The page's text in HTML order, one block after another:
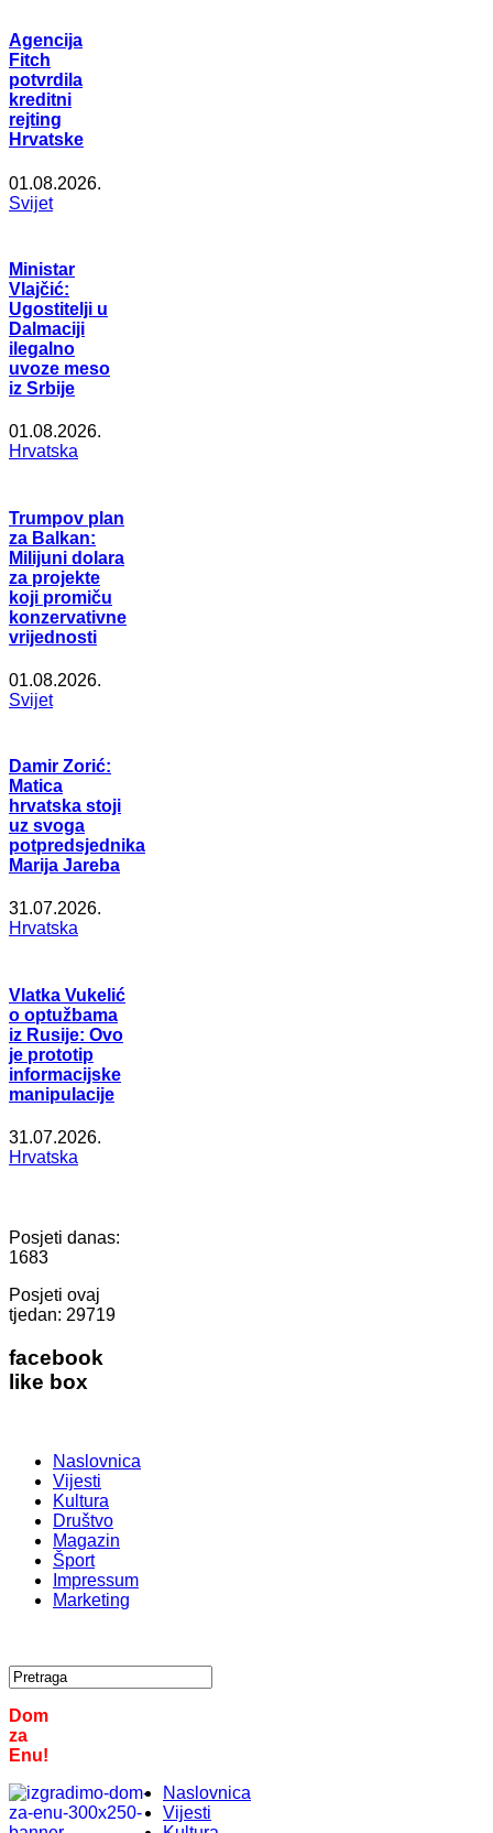
Agencija
Fitch
potvrdila
kreditni
rejting
Hrvatske
01.08.2026.
Svijet
Ministar
Vlajčić:
Ugostitelji u
Dalmaciji
ilegalno
uvoze meso
iz Srbije
01.08.2026.
Hrvatska
Trumpov plan
za Balkan:
Milijuni dolara
za projekte
koji promiču
konzervativne
vrijednosti
01.08.2026.
Svijet
Damir Zorić:
Matica
hrvatska stoji
uz svoga
potpredsjednika
Marija Jareba
31.07.2026.
Hrvatska
Vlatka Vukelić
o optužbama
iz Rusije: Ovo
je prototip
informacijske
manipulacije
31.07.2026.
Hrvatska
Posjeti danas:
1683
Posjeti ovaj
tjedan: 29719
facebook
like box
Naslovnica
Vijesti
Kultura
Društvo
Magazin
Šport
Impressum
Marketing
Dom
za
Enu!
Naslovnica
Vijesti